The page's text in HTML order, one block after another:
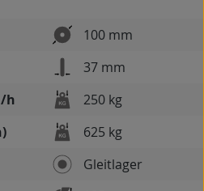
100 mm
37 mm
h
250 kg
625 kg
Gleitlager